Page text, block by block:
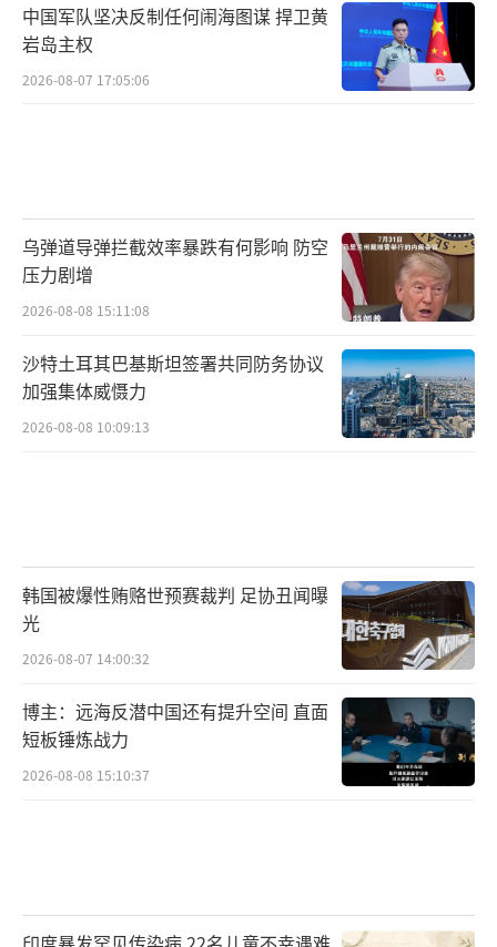
中国军队坚决反制任何闹海图谋 捍卫黄
岩岛主权
2026-08-07 17:05:06
乌弹道导弹拦截效率暴跌有何影响 防空
压力剧增
2026-08-08 15:11:08
沙特土耳其巴基斯坦签署共同防务协议
加强集体威慑力
2026-08-08 10:09:13
韩国被爆性贿赂世预赛裁判 足协丑闻曝
光
2026-08-07 14:00:32
博主：远海反潜中国还有提升空间 直面
短板锤炼战力
2026-08-08 15:10:37